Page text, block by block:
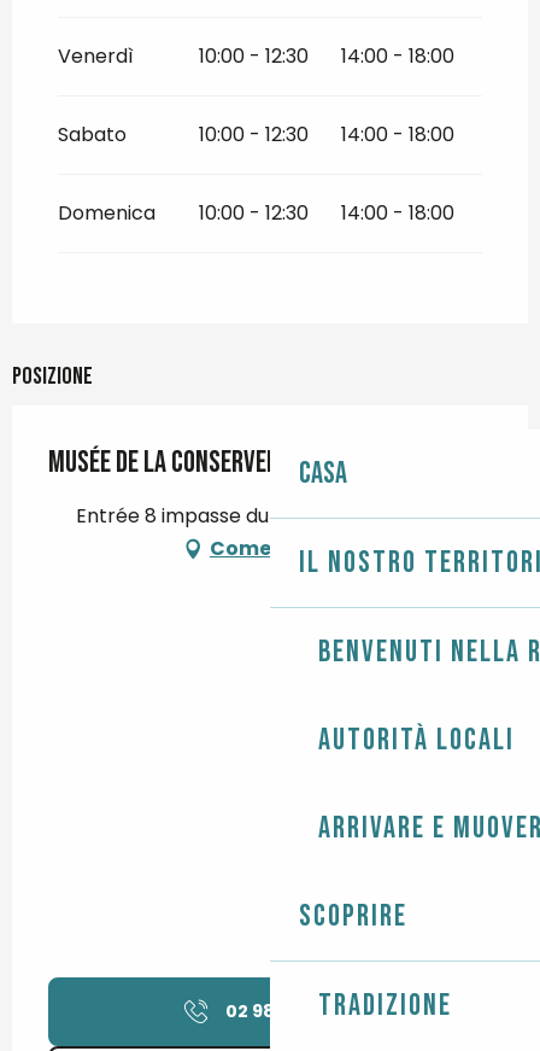
Casa
Il nostro
Benvenuti nella
Autorità locali
Arrivare e
Scoprire
Tradizione
Venerdì 10:00 - 12:30 14:00 - 18:00
Sabato 10:00 - 12:30 14:00 - 18:00
Domenica 10:00 - 12:30 14:00 - 18:00
Posizione
Musée de la conserverie
Entrée 8 impasse du Nord, 29750 Loctudy
Come arrivare
02 98 98 83 ▒▒